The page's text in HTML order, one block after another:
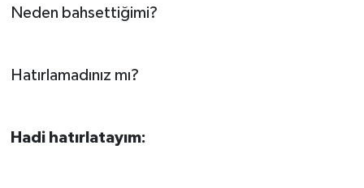
Neden bahsettiğimi?
Hatırlamadınız mı?
Hadi hatırlatayım: